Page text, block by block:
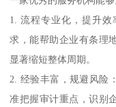
1. 流程专业化，提升
求，能帮助企业有条理
显著缩短整体周期。
2. 经验丰富，规避风险
准把握审计重点，识别